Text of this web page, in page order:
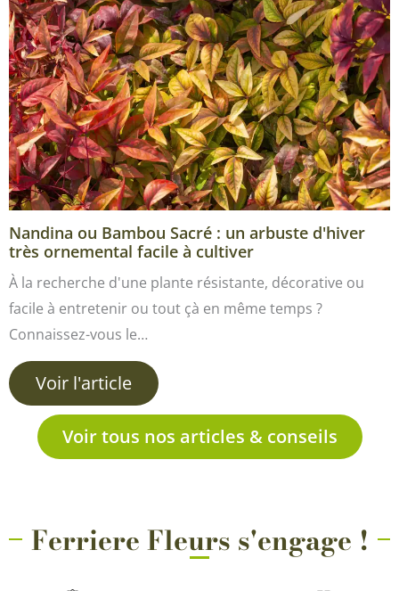
Nandina ou Bambou Sacré : un arbuste d'hiver
très ornemental facile à cultiver
À la recherche d'une plante résistante, décorative ou
facile à entretenir ou tout çà en même temps ?
Connaissez-vous le…
Voir l'article
Voir tous nos articles & conseils
Ferriere Fleurs s'engage !